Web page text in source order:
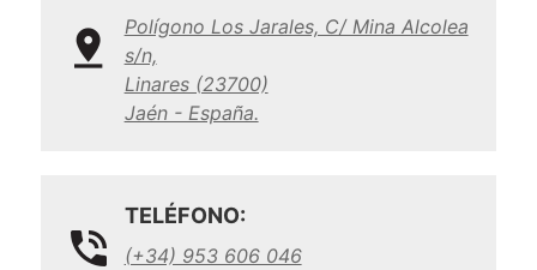
Polígono Los Jarales, C/ Mina Alcolea
s/n,
Linares (23700)
Jaén - España.
TELÉFONO:
(+34) 953 606 046